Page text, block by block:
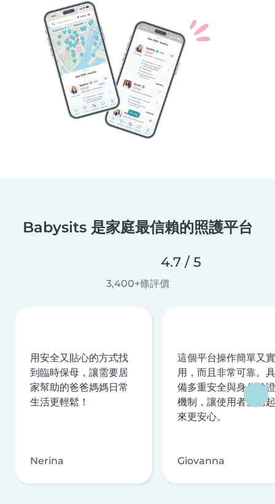
Babysits 是家庭最信賴的照護平台
4.7 / 5
3,400+條評價
用安全又貼心的方式找
到臨時保母，讓需要居
家幫助的爸爸媽媽日常
生活更輕鬆！
Nerina
這個平台操作簡單又實
用，而且非常可靠。具
備多重安全與身分驗證
機制，讓使用者使用起
來更安心。
Giovanna